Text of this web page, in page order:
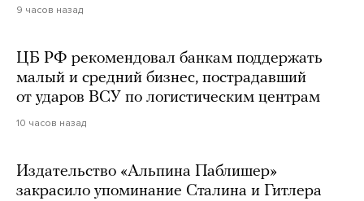
9 часов назад
ЦБ РФ рекомендовал банкам поддержать
малый и средний бизнес, пострадавший
от ударов ВСУ по логистическим центрам
10 часов назад
Издательство «Альпина Паблишер»
закрасило упоминание Сталина и Гитлера